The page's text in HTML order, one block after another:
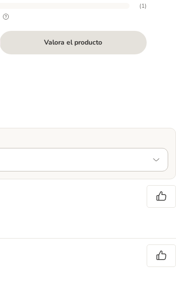
(1)
Valora el producto